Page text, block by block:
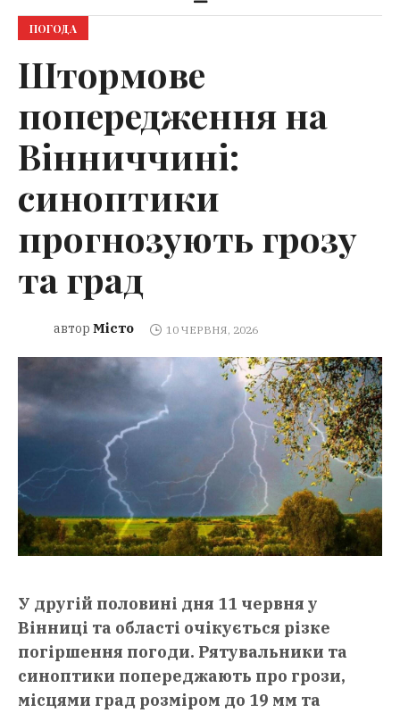
ПОГОДА
Штормове
попередження на
Вінниччині:
синоптики
прогнозують грозу
та град
автор Місто 10 ЧЕРВНЯ, 2026
У другій половині дня 11 червня у
Вінниці та області очікується різке
погіршення погоди. Рятувальники та
синоптики попереджають про грози,
місцями град розміром до 19 мм та